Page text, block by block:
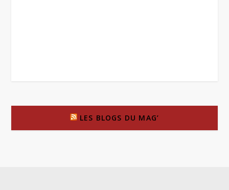
LES BLOGS DU MAG’